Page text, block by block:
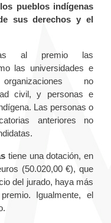
pueblos indígenas
sus derechos y el
al premio las
las universidades e
no
civil, y personas e
Las personas o
anteriores no
candidatas.
tiene una dotación, en
(50.020,00 €), que
del jurado, haya más
Igualmente, el